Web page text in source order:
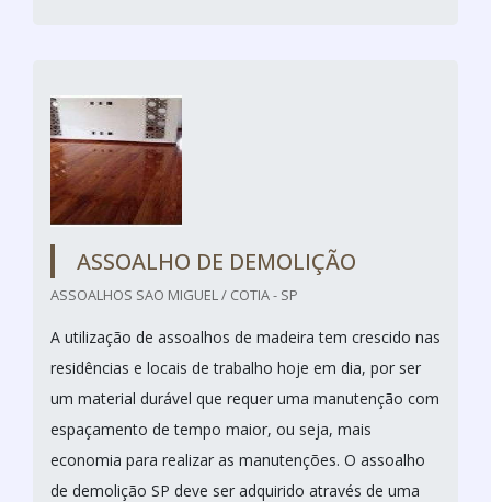
ASSOALHO DE DEMOLIÇÃO
ASSOALHOS SAO MIGUEL / COTIA - SP
A utilização de assoalhos de madeira tem crescido nas
residências e locais de trabalho hoje em dia, por ser
um material durável que requer uma manutenção com
espaçamento de tempo maior, ou seja, mais
economia para realizar as manutenções. O assoalho
de demolição SP deve ser adquirido através de uma